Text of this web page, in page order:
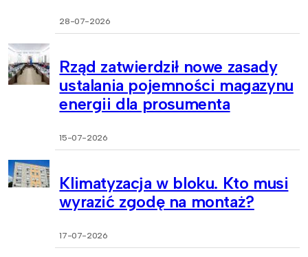
28-07-2026
Rząd zatwierdził nowe zasady
ustalania pojemności magazynu
energii dla prosumenta
15-07-2026
Klimatyzacja w bloku. Kto musi
wyrazić zgodę na montaż?
17-07-2026